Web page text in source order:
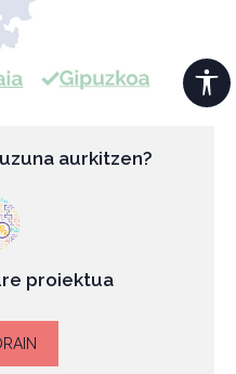
aurkitzen?
proiektua